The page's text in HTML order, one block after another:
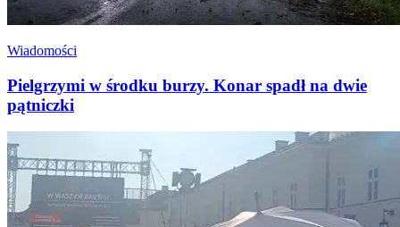
Wiadomości
Pielgrzymi w środku burzy. Konar spadł na dwie
pątniczki